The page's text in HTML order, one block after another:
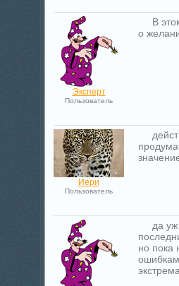
Эксперт
Пользователь
В
о
Иери
Пользователь
да
но пока